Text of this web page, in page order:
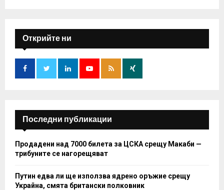
f
o
:
E
A
H
Открийте ни
Последни публикации
Продадени над 7000 билета за ЦСКА срещу Макаби —
трибуните се нагорещяват
Путин едва ли ще използва ядрено оръжие срещу
Украйна, смята британски полковник